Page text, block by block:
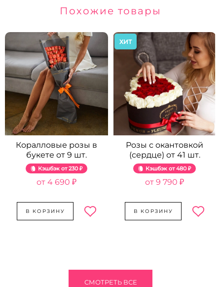
Похожие товары
Коралловые розы в
букете от 9 шт.
Кэшбэк 230 ₽
4 690 ₽
В КОРЗИНУ
ХИТ
Розы с окантовкой
(сердце) от 41 шт.
Кэшбэк 480 ₽
9 790 ₽
В КОРЗИНУ
СМОТРЕТЬ ВСЕ